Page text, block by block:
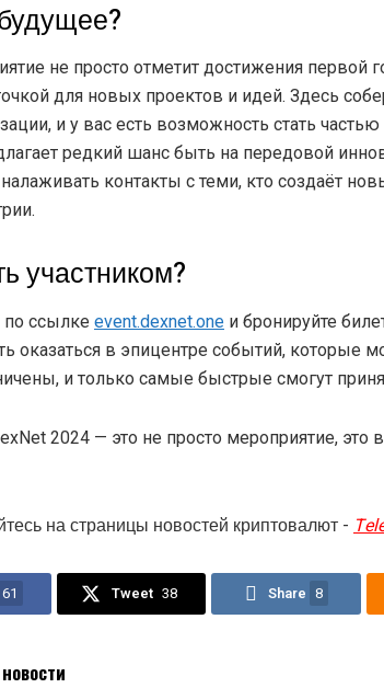
не просто отметит достижения первой
для новых проектов и идей. Здесь
и у вас есть возможность стать
редкий шанс быть на передовой
контакты с теми, кто создаёт
участником?
по ссылке event.dexnet.one и бронируйте
оказаться в эпицентре событий, которые
и только самые быстрые смогут
2024 — это не просто мероприятие,
на страницы новостей криптовалют -
61 Tweet 38 Share 8